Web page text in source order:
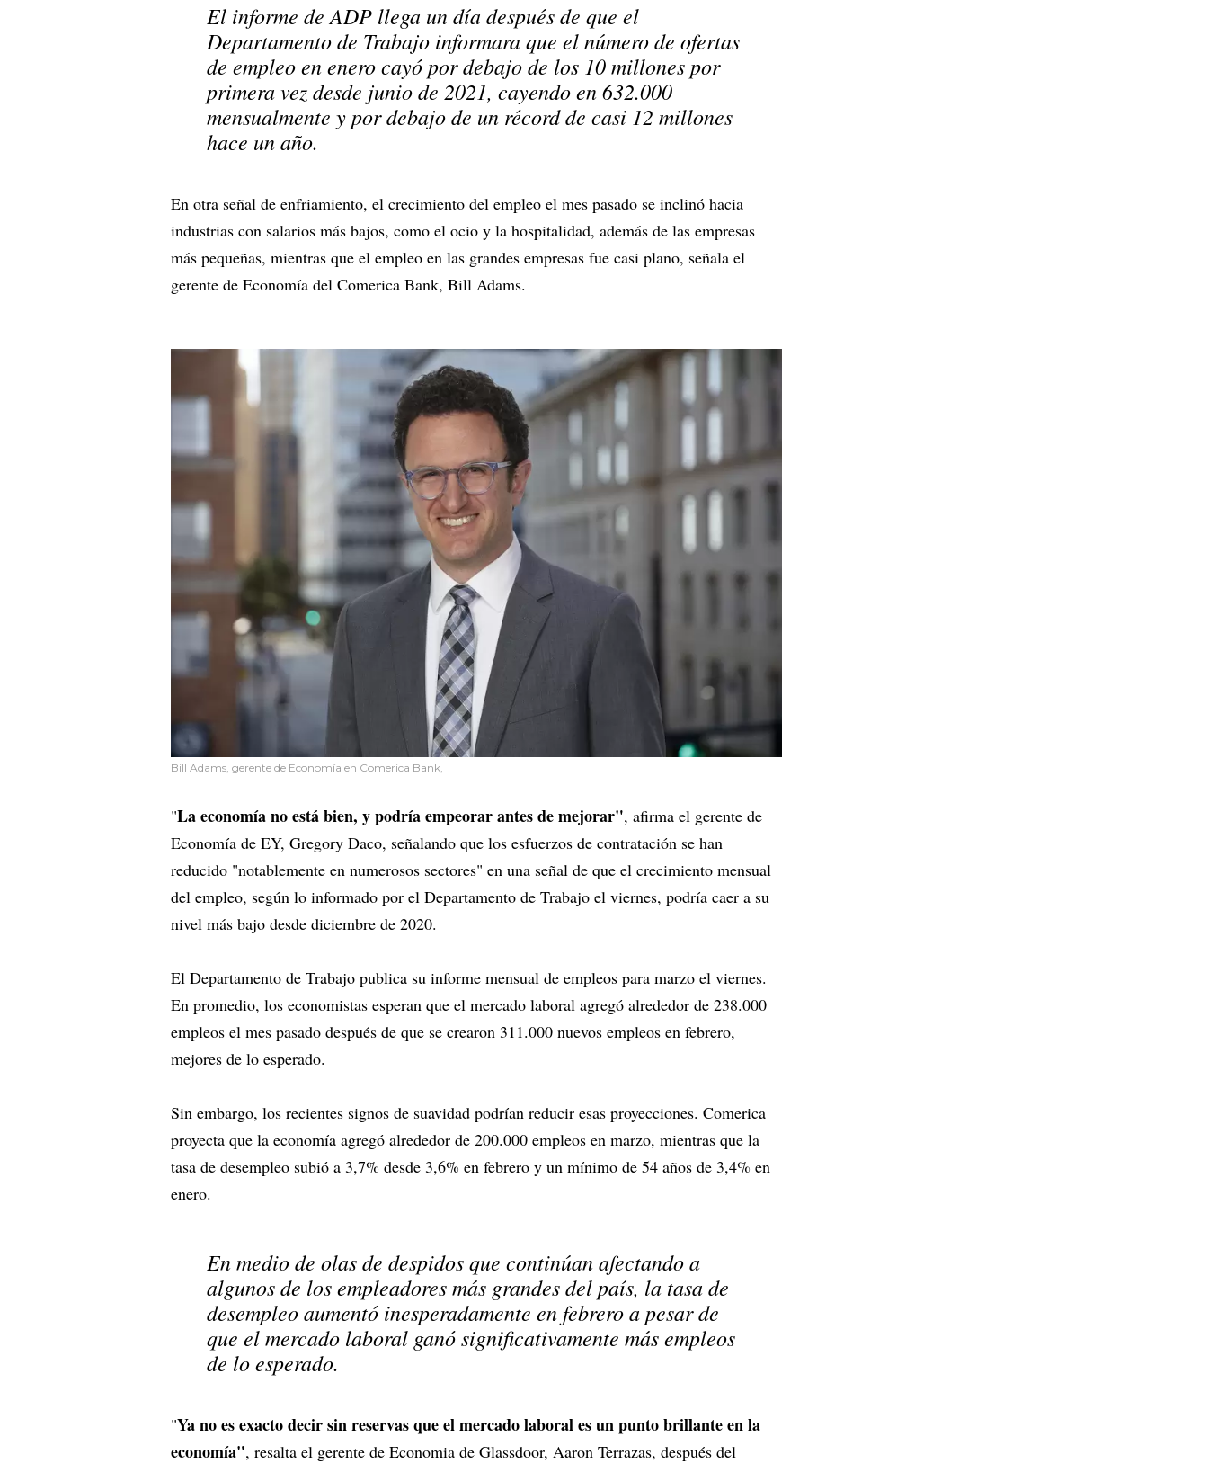
El informe de ADP llega un día después de que el
Departamento de Trabajo informara que el número de ofertas
de empleo en enero cayó por debajo de los 10 millones por
primera vez desde junio de 2021, cayendo en 632.000
mensualmente y por debajo de un récord de casi 12 millones
hace un año.
En otra señal de enfriamiento, el crecimiento del empleo el mes pasado se inclinó hacia
industrias con salarios más bajos, como el ocio y la hospitalidad, además de las empresas
más pequeñas, mientras que el empleo en las grandes empresas fue casi plano, señala el
gerente de Economía del Comerica Bank, Bill Adams.
Bill Adams, gerente de Economía en Comerica Bank,
"La economía no está bien, y podría empeorar antes de mejorar", afirma el gerente de
Economía de EY, Gregory Daco, señalando que los esfuerzos de contratación se han
reducido "notablemente en numerosos sectores" en una señal de que el crecimiento mensual
del empleo, según lo informado por el Departamento de Trabajo el viernes, podría caer a su
nivel más bajo desde diciembre de 2020.
El Departamento de Trabajo publica su informe mensual de empleos para marzo el viernes.
En promedio, los economistas esperan que el mercado laboral agregó alrededor de 238.000
empleos el mes pasado después de que se crearon 311.000 nuevos empleos en febrero,
mejores de lo esperado.
Sin embargo, los recientes signos de suavidad podrían reducir esas proyecciones. Comerica
proyecta que la economía agregó alrededor de 200.000 empleos en marzo, mientras que la
tasa de desempleo subió a 3,7% desde 3,6% en febrero y un mínimo de 54 años de 3,4% en
enero.
En medio de olas de despidos que continúan afectando a
algunos de los empleadores más grandes del país, la tasa de
desempleo aumentó inesperadamente en febrero a pesar de
que el mercado laboral ganó significativamente más empleos
de lo esperado.
"Ya no es exacto decir sin reservas que el mercado laboral es un punto brillante en la
economía", resalta el gerente de Economia de Glassdoor, Aaron Terrazas, después del